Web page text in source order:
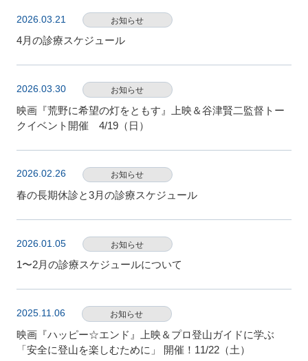
2026.03.21 お知らせ
4月の診療スケジュール
2026.03.30 お知らせ
映画『荒野に希望の灯をともす』上映＆谷津賢二監督トー
クイベント開催 4/19（日）
2026.02.26 お知らせ
春の長期休診と3月の診療スケジュール
2026.01.05 お知らせ
1〜2月の診療スケジュールについて
2025.11.06 お知らせ
映画『ハッピー☆エンド』上映＆プロ登山ガイドに学ぶ
「安全に登山を楽しむために」 開催！11/22（土）